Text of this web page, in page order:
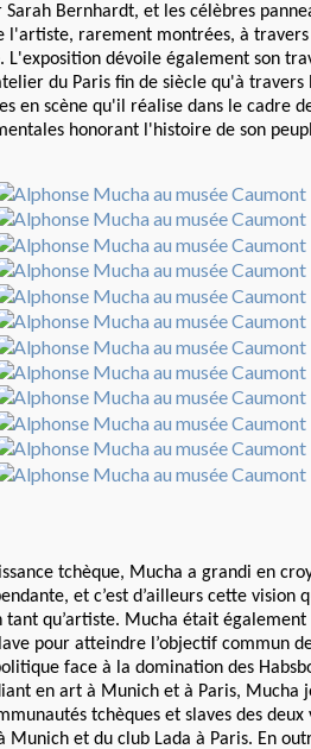
Bernhardt, et les célèbres
l'artiste, rarement montrées, à
L'exposition dévoile également son
du Paris fin de siècle qu'à travers
en scène qu'il réalise dans le cadre
honorant l'histoire de son
tchèque, Mucha a grandi en
et c’est d’ailleurs cette vision
qu’artiste. Mucha était également
pour atteindre l’objectif commun
face à la domination des
en art à Munich et à Paris, Mucha
tchèques et slaves des
Munich et du club Lada à Paris. En